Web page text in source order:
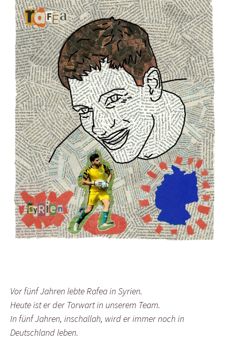
Vor fünf Jahren lebte Rafea in Syrien.
Heute ist er der Torwart in unserem Team.
In fünf Jahren, inschallah, wird er immer noch in
Deutschland leben.